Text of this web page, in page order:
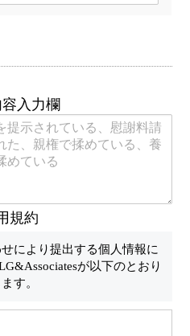
入力欄
規約
により提出する個人情報に
が以下のとおり
す。